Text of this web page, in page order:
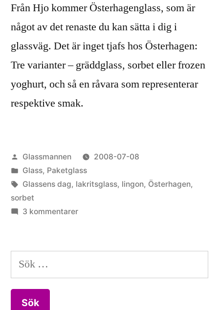
Från Hjo kommer Österhagenglass, som är
något av det renaste du kan sätta i dig i
glassväg. Det är inget tjafs hos Österhagen:
Tre varianter – gräddglass, sorbet eller frozen
yoghurt, och så en råvara som representerar
respektive smak.
Publicerat
av
Glassmannen
2008-07-08
Publicerat
i
Glass, Paketglass
Etiketter:
Glassens dag, lakritsglass, lingon, Österhagen,
sorbet
3 kommentarertill
med
Sök
efter: